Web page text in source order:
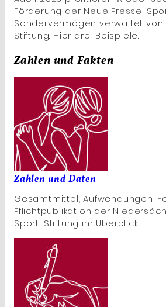
Förderung der Neue Presse-
Sondervermögen verwaltet
Stiftung. Hier drei Beispiele.
Zahlen und Fakten
Zahlen und Daten
Gesamtmittel, Aufwendungen,
Pflichtpublikation der
Sport-Stiftung im Überblick.